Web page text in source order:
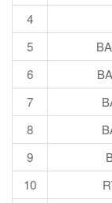
4
5
6
7
8
9
10